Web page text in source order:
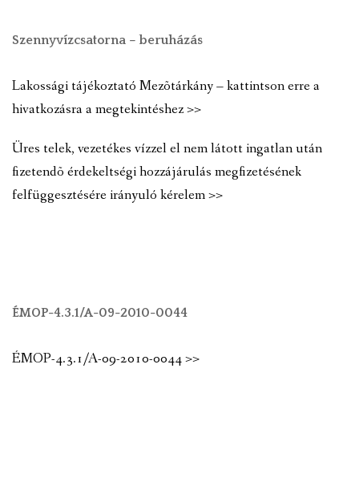
Szennyvízcsatorna – beruházás
Lakossági tájékoztató Mezõtárkány – kattintson erre a
hivatkozásra a megtekintéshez >>
Üres telek, vezetékes vízzel el nem látott ingatlan után
fizetendõ érdekeltségi hozzájárulás megfizetésének
felfüggesztésére irányuló kérelem >>
ÉMOP-4.3.1/A-09-2010-0044
ÉMOP-4.3.1/A-09-2010-0044 >>